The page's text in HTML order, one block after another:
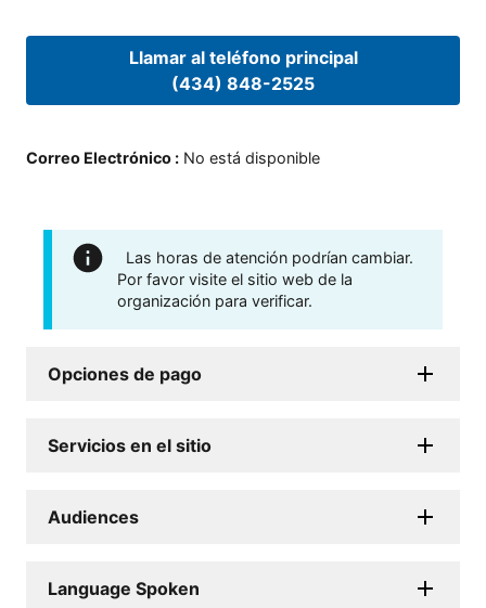
Llamar al teléfono principal
(434) 848-2525
Correo Electrónico : No está disponible
Las horas de atención podrían cambiar.
Por favor visite el sitio web de la
organización para verificar.
Opciones de pago
Servicios en el sitio
Audiences
Language Spoken